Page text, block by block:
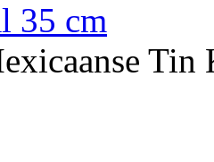
35 cm
Tin